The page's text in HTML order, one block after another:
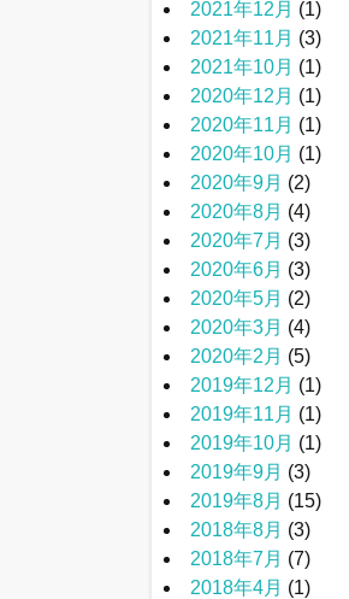
2021年12月 (1)
2021年11月 (3)
2021年10月 (1)
2020年12月 (1)
2020年11月 (1)
2020年10月 (1)
2020年9月 (2)
2020年8月 (4)
2020年7月 (3)
2020年6月 (3)
2020年5月 (2)
2020年3月 (4)
2020年2月 (5)
2019年12月 (1)
2019年11月 (1)
2019年10月 (1)
2019年9月 (3)
2019年8月 (15)
2018年8月 (3)
2018年7月 (7)
2018年4月 (1)